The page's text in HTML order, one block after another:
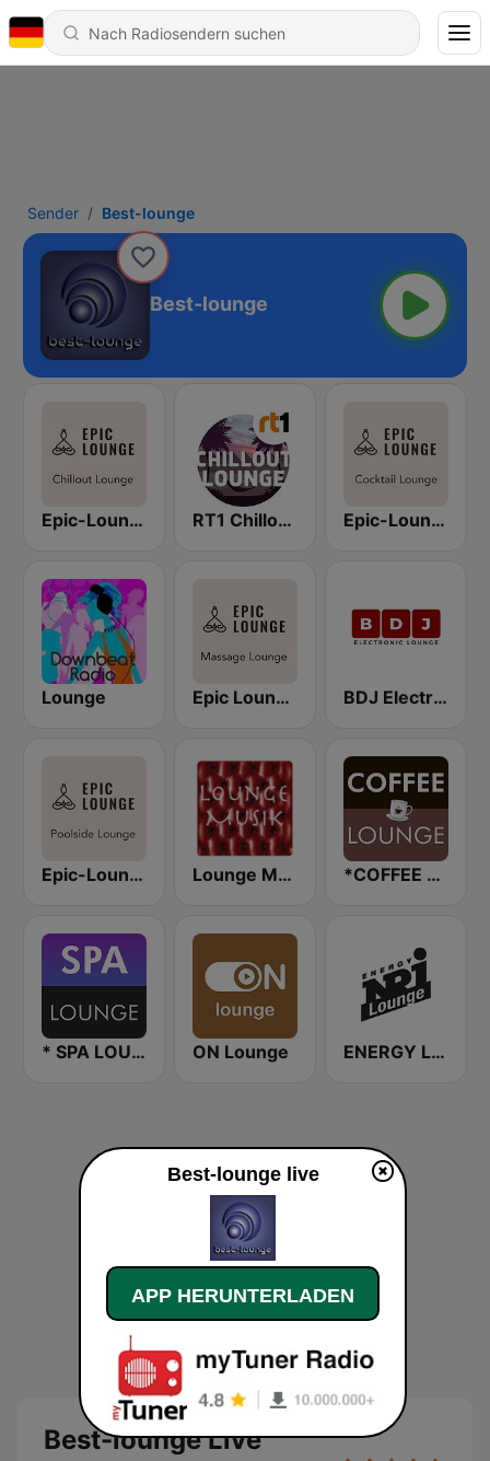
Sender Best-lounge
Best-lounge
Epic-Lounge - Chillout Lounge RT1 Chillout Lounge Epic-Lounge - Cocktail Lounge
Lounge Epic Lounge - Massage Lounge BDJ Electronic Lounge Radio
Epic-Lounge - Poolside Lounge Lounge Musik *COFFEE LOUNGE
* SPA LOUNGE ON Lounge ENERGY Lounge
Best-lounge Live
Best-lounge live
APP HERUNTERLADEN